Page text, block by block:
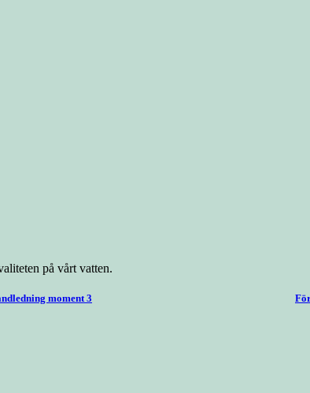
på vårt vatten.
moment 3